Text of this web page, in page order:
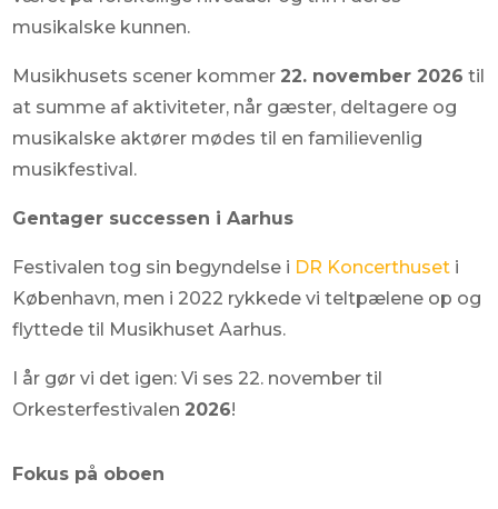
musikalske kunnen.
Musikhusets scener kommer 22. november 2026 til
at summe af aktiviteter, når gæster, deltagere og
musikalske aktører mødes til en familievenlig
musikfestival.
Gentager successen i Aarhus
Festivalen tog sin begyndelse i DR Koncerthuset i
København, men i 2022 rykkede vi teltpælene op og
flyttede til Musikhuset Aarhus.
I år gør vi det igen: Vi ses 22. november til
Orkesterfestivalen 2026!
Fokus på oboen